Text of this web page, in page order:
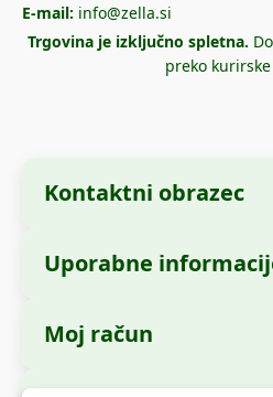
E-mail: info@zella.si
Trgovina je izključno spletna.
preko
Kontaktni obrazec
Ime podjetja:
SRL
Sedež:Strada Cuza Vodă
Uporabne
Kako naročiti?
Načini plačila
Moj račun
Moja naročila